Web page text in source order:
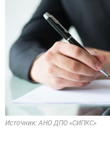
Источник: АНО ДПО «СИПКС»